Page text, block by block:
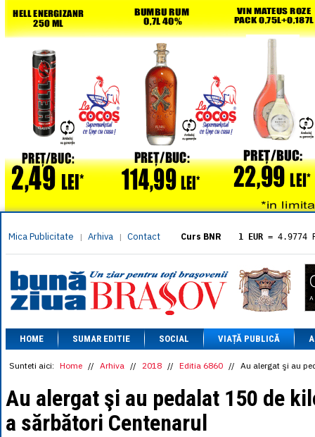
Mica Publicitate | Arhiva | Contact Curs BNR 1 EUR = 4.9774
= 5.8304
1 XAU= 464.4611
1 AED= 1.1933
1 AUD= 2.7957
1 BGN= 2.5449
1 CAD= 3.1559
1 CHF= 5.2813
1 CNY= 0.6015
1 DKK
= 0.6668
1 EGP = 0.0860
HOME SUMAR EDITIE SOCIAL VIAȚĂ PUBLICĂ
Sunteti aici: Home // Arhiva // 2018 // Editia 6860 // Au alergat şi au
Au alergat şi au pedalat 150 de
a sărbători Centenarul